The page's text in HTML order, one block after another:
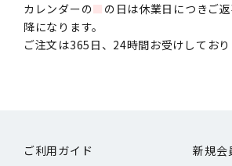
カレンダーの■ の日は休業日につきご
降になります。
ご注文は365日、24時間お受けしており
ご利用ガイド 新規会